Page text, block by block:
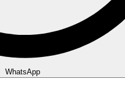
WhatsApp